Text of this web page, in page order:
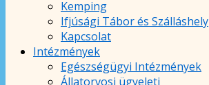
Kemping
Ifjúsági Tábor és Szálláshely
Kapcsolat
Intézmények
Egészségügyi Intézmények
Állatorvosi ügyeleti